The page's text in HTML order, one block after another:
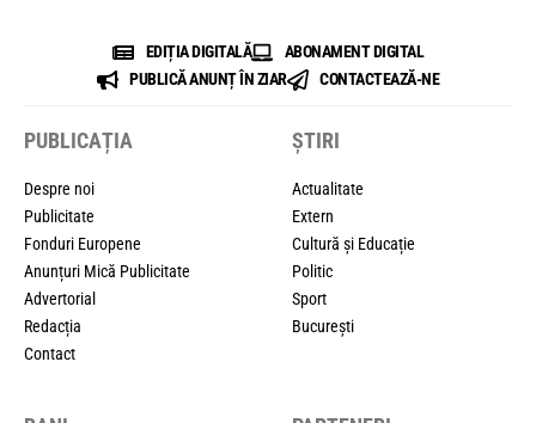
EDIȚIA DIGITALĂ
ABONAMENT DIGITAL
PUBLICĂ ANUNȚ ÎN ZIAR
CONTACTEAZĂ-NE
PUBLICAȚIA
Despre noi
Publicitate
Fonduri Europene
Anunțuri Mică Publicitate
Advertorial
Redacția
Contact
ȘTIRI
Actualitate
Extern
Cultură și Educație
Politic
Sport
București